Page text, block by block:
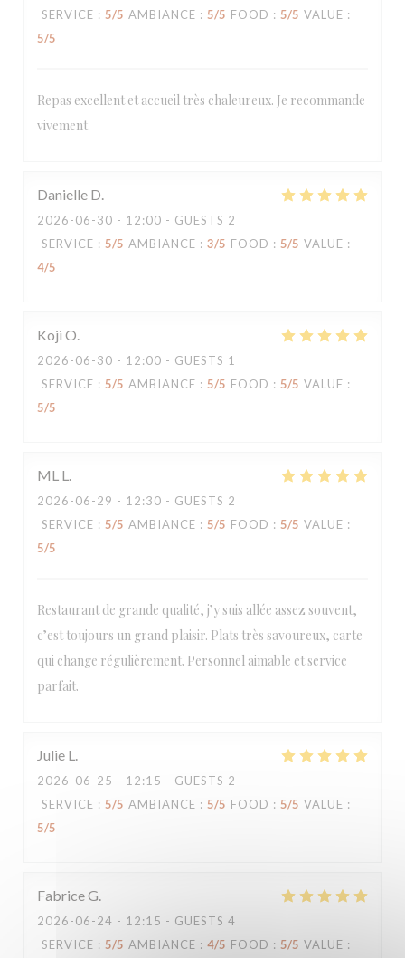
SERVICE : 5/5 AMBIANCE : 5/5 FOOD : 5/5 VALUE :
5/5
Repas excellent et accueil très chaleureux. Je recommande
vivement.
Danielle D
2026-06-30 - 12:00 - GUESTS 2
SERVICE : 5/5 AMBIANCE : 3/5 FOOD : 5/5 VALUE :
4/5
Koji O
2026-06-30 - 12:00 - GUESTS 1
SERVICE : 5/5 AMBIANCE : 5/5 FOOD : 5/5 VALUE :
5/5
ML L
2026-06-29 - 12:30 - GUESTS 2
SERVICE : 5/5 AMBIANCE : 5/5 FOOD : 5/5 VALUE :
5/5
Restaurant de grande qualité, j’y suis allée assez souvent,
c’est toujours un grand plaisir. Plats très savoureux, carte
qui change régulièrement. Personnel aimable et service
parfait.
Julie L
2026-06-25 - 12:15 - GUESTS 2
SERVICE : 5/5 AMBIANCE : 5/5 FOOD : 5/5 VALUE :
5/5
FabriceG
2026-06-24 - 12:15 - GUESTS 4
SERVICE : 5/5 AMBIANCE : 4/5 FOOD : 5/5 VALUE :
Loco by Jem's